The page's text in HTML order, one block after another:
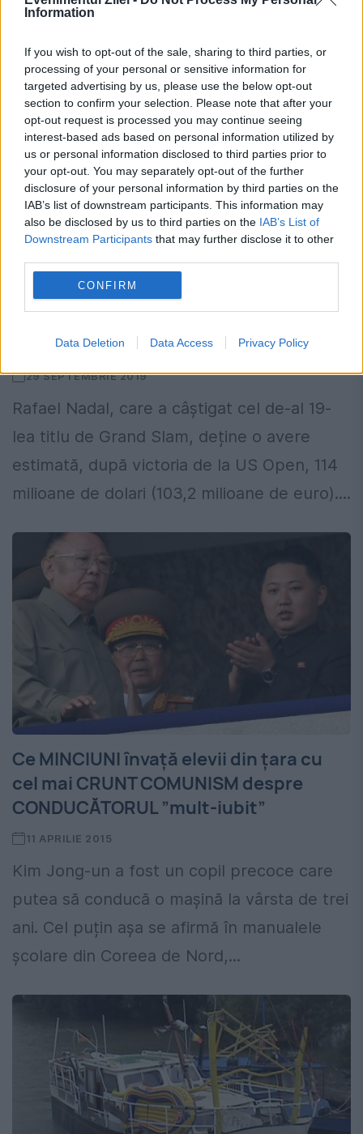
Information
If you wish to opt-out of the sale, sharing to third parties, or
processing of your personal or sensitive information for
targeted advertising by us, please use the below opt-out
section to confirm your selection. Please note that after your
opt-out request is processed you may continue seeing
interest-based ads based on personal information utilized by
us or personal information disclosed to third parties prior to
your opt-out. You may separately opt-out of the further
disclosure of your personal information by third parties on the
IAB’s list of downstream participants. This information may
also be disclosed by us to third parties on the IAB’s List of
Downstream Participants that may further disclose it to other
CONFIRM
Data Deletion Data Access Privacy Policy
găsea...
proprietăți învârte tenismanul
29 SEPTEMBRIE 2019
Rafael Nadal, care a câștigat cel de-al 19-
lea titlu de Grand Slam, deține o avere
estimată, după victoria de la US Open, 114
milioane de dolari (103,2 milioane de euro)....
Ce MINCIUNI învață elevii din țara cu
cel mai CRUNT COMUNISM despre
CONDUCĂTORUL ”mult-iubit”
11 APRILIE 2015
Kim Jong-un a fost un copil precoce care
putea să conducă o mașină la vârsta de trei
ani. Cel puțin așa se afirmă în manualele
școlare din Coreea de Nord,...